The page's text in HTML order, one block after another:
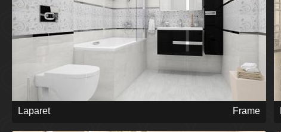
Laparet Frame